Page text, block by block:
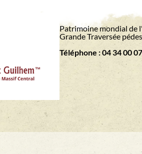
Patrimoine mondial de
Grande Traversée
Téléphone : 04 34 00